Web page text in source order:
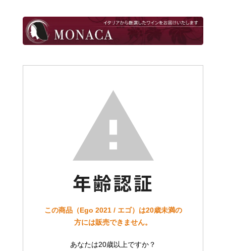
この商品（Ego 2021 / エゴ）は20歳未満の
方には販売できません。
あなたは20歳以上ですか？